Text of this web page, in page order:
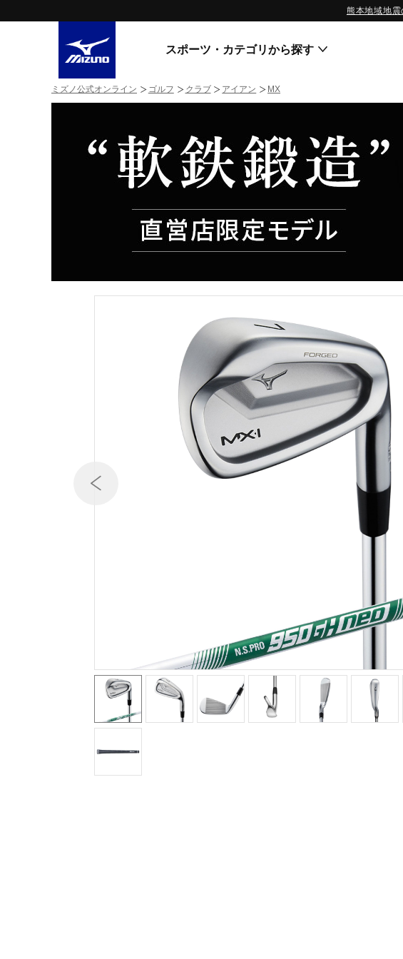
熊本地域地
スポーツ・カテゴリから探す
スニーカー
ランニング
サッカー／フットサル
ウィンタースポーツ
サポーター
健康／エクササイズ
ジュニア／キッズ
メディカル
コラボ／ライセンス
すべてのシリーズ
WAVE PROPHECY
MORELIA LS
MXR
ゴアテックス
コラボレーション
WP13.2｜特集
MORELIA LS｜特
W.PROPHECY1
WP MAGIC
WP STRAP｜特集
スペシャルカラ
ミズノ公式オンライン ゴルフ クラブ アイアン MX